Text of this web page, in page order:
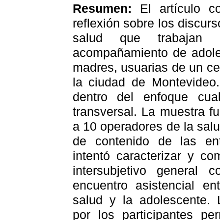
Resumen: El artículo
reflexión sobre los
salud que
acompañamiento de
madres, usuarias de un
la ciudad de
dentro del enfoque
transversal. La muestra
a 10 operadores de la
de contenido de las
intentó caracterizar y
intersubjetivo general
encuentro asistencial
salud y la adolescente.
por los participantes